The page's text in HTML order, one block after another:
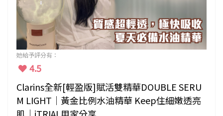
她給予評分有：
4.5
Clarins全新[輕盈版]賦活雙精華DOUBLE SERU
M LIGHT｜黃金比例水油精華 Keep住細嫩透亮
肌｜iTRIAL用家分享